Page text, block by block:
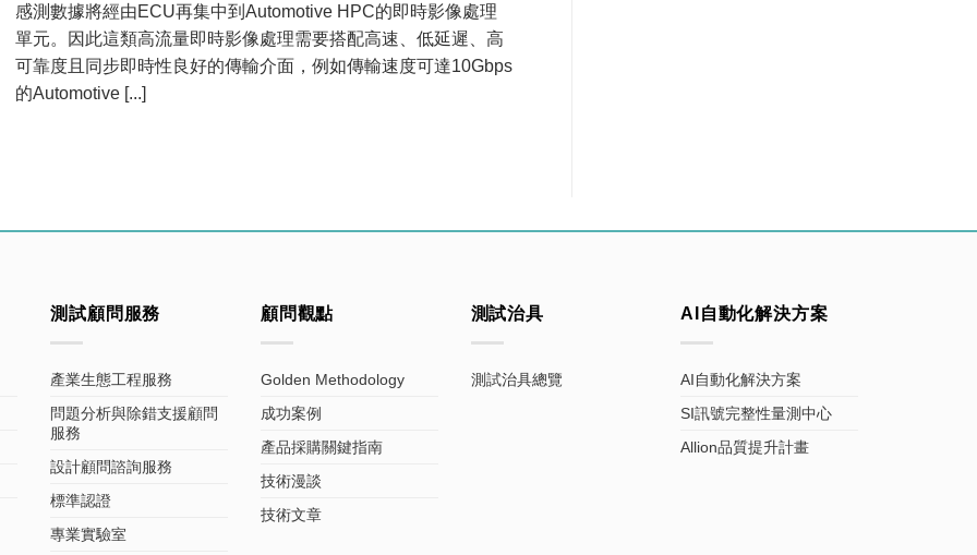
感測數據將經由ECU再集中到Automotive HPC的即時影像處理
單元。因此這類高流量即時影像處理需要搭配高速、低延遲、高
可靠度且同步即時性良好的傳輸介面，例如傳輸速度可達10Gbps
的Automotive [...]
測試顧問服務
產業生態工程服務
問題分析與除錯支援顧問
服務
設計顧問諮詢服務
標準認證
專業實驗室
顧問觀點
Golden Methodology
成功案例
產品採購關鍵指南
技術漫談
技術文章
測試治具
測試治具總覽
AI自動化解決方案
AI自動化解決方案
SI訊號完整性量測中心
Allion品質提升計畫